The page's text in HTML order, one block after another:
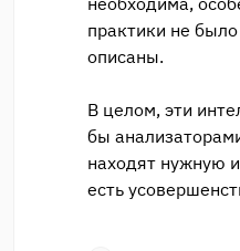
практики не
описаны.
В целом, эти
бы
находят нужную
есть